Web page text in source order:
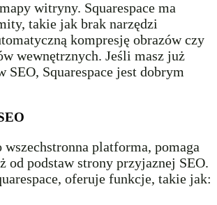
witryny. Squarespace ma
takie jak brak narzędzi
kompresję obrazów czy
wewnętrznych. Jeśli masz już
SEO, Squarespace jest dobrym
wszechstronna platforma, pomaga
od podstaw strony przyjaznej SEO.
oferuje funkcje, takie jak: